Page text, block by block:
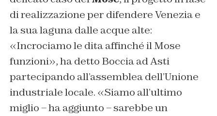
di realizzazione per difendere Venezia e
la sua laguna dalle acque alte:
«Incrociamo le dita affinché il Mose
funzioni», ha detto Boccia ad Asti
partecipando all’assemblea dell’Unione
industriale locale. «Siamo all’ultimo
miglio – ha aggiunto – sarebbe un